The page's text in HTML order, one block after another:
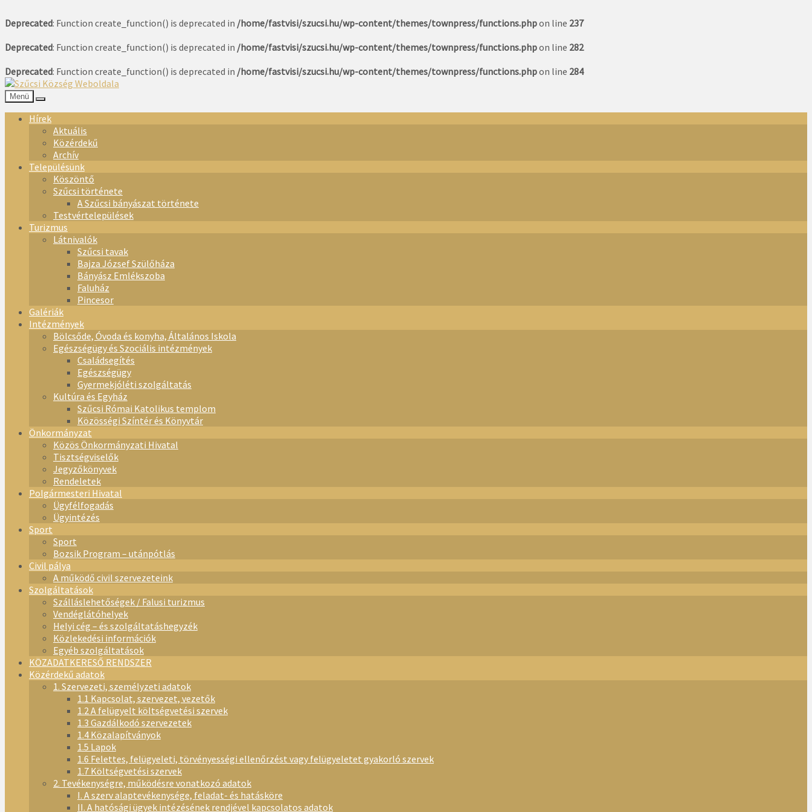
Deprecated: Function create_function() is deprecated in /home/fastvisi/szucsi.hu/wp-content/themes/townpress/functions.phpon line 237
Deprecated: Function create_function() is deprecated in /home/fastvisi/szucsi.hu/wp-content/themes/townpress/functions.phpon line 282
Deprecated: Function create_function() is deprecated in /home/fastvisi/szucsi.hu/wp-content/themes/townpress/functions.phpon line 284
Menü
Hírek
Aktuális
Közérdekű
Archív
Településünk
Köszöntő
Szűcsi története
A Szűcsi bányászat története
Testvértelepülések
Turizmus
Látnivalók
Szűcsi tavak
Bajza József Szülőháza
Bányász Emlékszoba
Faluház
Pincesor
Galériák
Intézmények
Bölcsőde, Óvoda és konyha, Általános Iskola
Egészségügy és Szociális intézmények
Családsegítés
Egészségügy
Gyermekjóléti szolgáltatás
Kultúra és Egyház
Szűcsi Római Katolikus templom
Közösségi Színtér és Könyvtár
Önkormányzat
Közös Önkormányzati Hivatal
Tisztségviselők
Jegyzőkönyvek
Rendeletek
Polgármesteri Hivatal
Ügyfélfogadás
Ügyintézés
Sport
Sport
Bozsik Program – utánpótlás
Civil pálya
A működő civil szervezeteink
Szolgáltatások
Szálláslehetőségek / Falusi turizmus
Vendéglátóhelyek
Helyi cég – és szolgáltatáshegyzék
Közlekedési információk
Egyéb szolgáltatások
KÖZADATKERESŐ RENDSZER
Közérdekű adatok
1. Szervezeti, személyzeti adatok
1.1 Kapcsolat, szervezet, vezetők
1.2 A felügyelt költségvetési szervek
1.3 Gazdálkodó szervezetek
1.4 Közalapítványok
1.5 Lapok
1.6 Felettes, felügyeleti, törvényességi ellenőrzést vagy felügyeletet gyakorló szervek
1.7 Költségvetési szervek
2. Tevékenységre, működésre vonatkozó adatok
I. A szerv alaptevékenysége, feladat- és hatásköre
II. A hatósági ügyek intézésének rendjével kapcsolatos adatok